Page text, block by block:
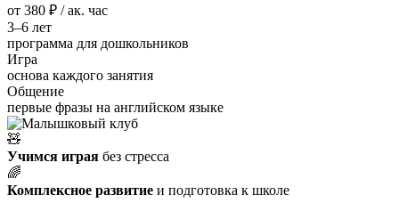
от 380 ₽ / ак. час
3–6 лет
программа для дошкольников
Игра
основа каждого занятия
Общение
первые фразы на английском языке
🧸
Учимся играя без стресса
🌈
Комплексное развитие и подготовка к школе